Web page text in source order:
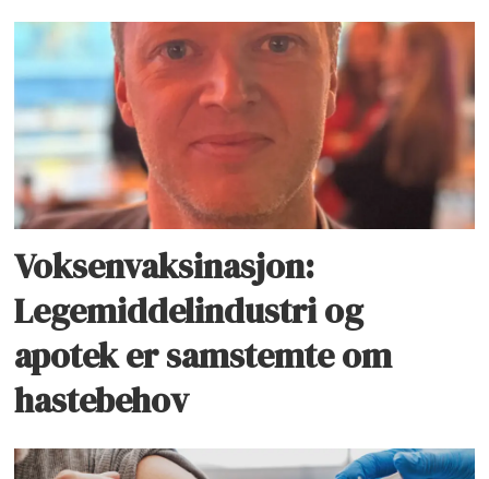
Voksenvaksinasjon:
Legemiddelindustri og
apotek er samstemte om
hastebehov